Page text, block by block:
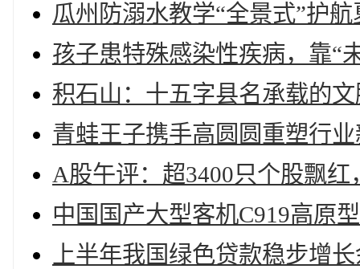
瓜州防溺水教学“全景式”护
孩子患特殊感染性疾病，靠“
积石山：十五字县名承载的
青蛙王子携手高圆圆重塑行
A股午评：超3400只个股飘
中国国产大型客机C919高原
上半年我国绿色贷款稳步增